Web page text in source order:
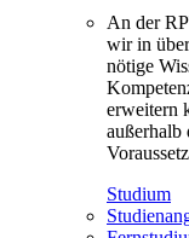
An der
wir in
nötige
erweitern
außerhalb
Studium